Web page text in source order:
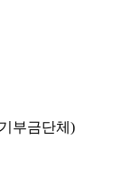
부금단체)